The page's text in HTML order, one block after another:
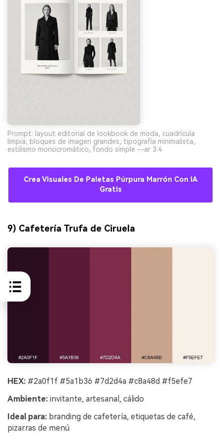
Prompt: layout editorial de lookbook de moda, cuadrícula
limpia, bloques de imagen grandes, tipografía minimalista,
estilismo monocromático, fondo simple --ar 3:4
Crea Visuales De Paletas Púrpura Marrón Con IA
Gratis
9) Cafetería Trufa de Ciruela
HEX: #2a0f1f #5a1b36 #7d2d4a #c8a48d #f5efe7
Ambiente: invitante, artesanal, cálido
Ideal para: branding de cafetería, etiquetas de café,
pizarras de menú